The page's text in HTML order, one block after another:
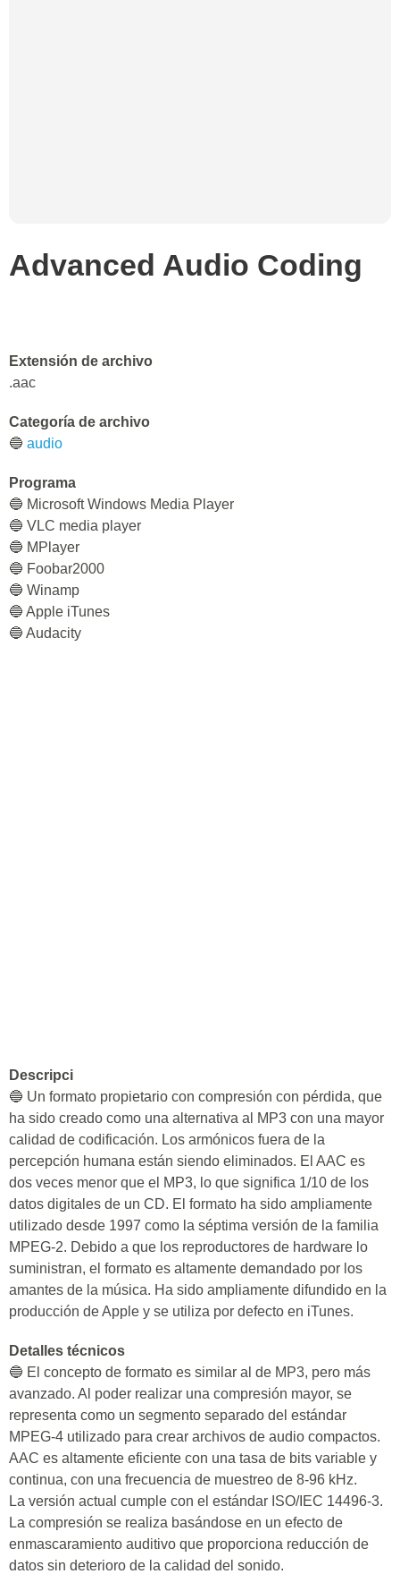
Advanced Audio Coding
Extensión de archivo
.aac
Categoría de archivo
🔵 audio
Programa
🔵 Microsoft Windows Media Player
🔵 VLC media player
🔵 MPlayer
🔵 Foobar2000
🔵 Winamp
🔵 Apple iTunes
🔵 Audacity
Descripci
🔵 Un formato propietario con compresión con pérdida, que
ha sido creado como una alternativa al MP3 con una mayor
calidad de codificación. Los armónicos fuera de la
percepción humana están siendo eliminados. El AAC es
dos veces menor que el MP3, lo que significa 1/10 de los
datos digitales de un CD. El formato ha sido ampliamente
utilizado desde 1997 como la séptima versión de la familia
MPEG-2. Debido a que los reproductores de hardware lo
suministran, el formato es altamente demandado por los
amantes de la música. Ha sido ampliamente difundido en la
producción de Apple y se utiliza por defecto en iTunes.
Detalles técnicos
🔵 El concepto de formato es similar al de MP3, pero más
avanzado. Al poder realizar una compresión mayor, se
representa como un segmento separado del estándar
MPEG-4 utilizado para crear archivos de audio compactos.
AAC es altamente eficiente con una tasa de bits variable y
continua, con una frecuencia de muestreo de 8-96 kHz.
La versión actual cumple con el estándar ISO/IEC 14496-3.
La compresión se realiza basándose en un efecto de
enmascaramiento auditivo que proporciona reducción de
datos sin deterioro de la calidad del sonido.